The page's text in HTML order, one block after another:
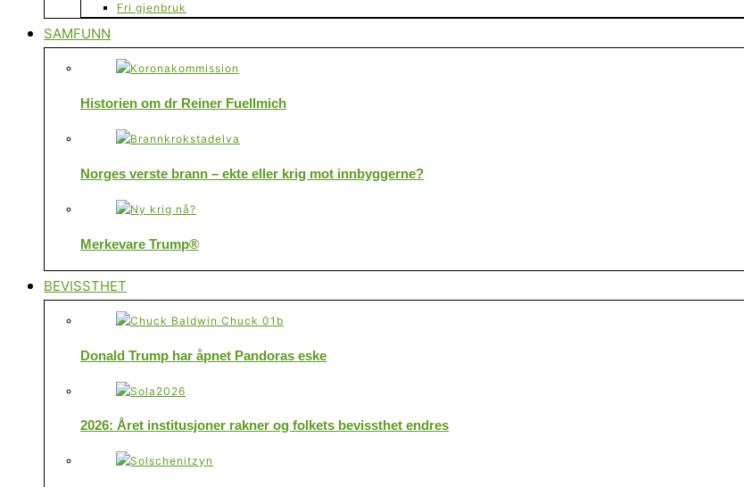
Fri gjenbruk
SAMFUNN
Historien om dr Reiner Fuellmich
Norges verste brann – ekte eller krig mot innbyggerne?
Merkevare Trump®
BEVISSTHET
Donald Trump har åpnet Pandoras eske
2026: Året institusjoner rakner og folkets bevissthet endres